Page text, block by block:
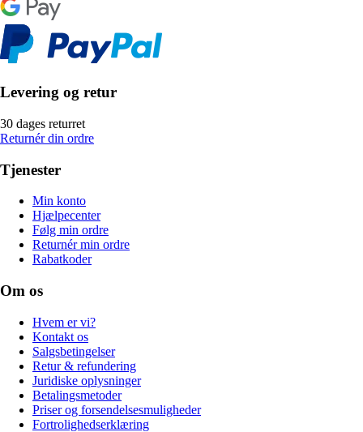
Levering og retur
30 dages returret
Returnér din ordre
Tjenester
Min konto
Hjælpecenter
Følg min ordre
Returnér min ordre
Rabatkoder
Om os
Hvem er vi?
Kontakt os
Salgsbetingelser
Retur & refundering
Juridiske oplysninger
Betalingsmetoder
Priser og forsendelsesmuligheder
Fortrolighedserklæring